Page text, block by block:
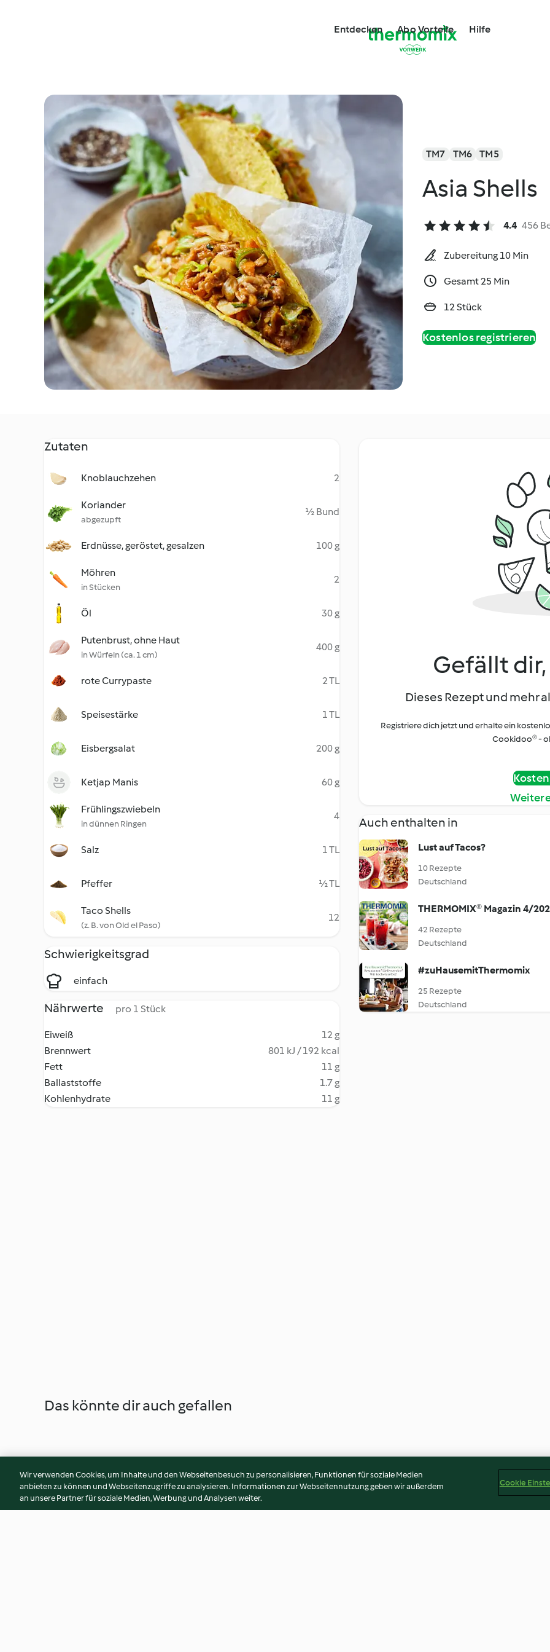
Entdecken Abo Vorteile Hilfe
TM7 TM6 TM5
Asia Shells
4.4 456
Zubereitung 10 Min
Gesamt 25 Min
12 Stück
Kostenlos registrieren
Zutaten
Knoblauchzehen 2
Koriander
abgezupft
½ Bund
Erdnüsse, geröstet, gesalzen 100 g
Möhren
in Stücken
2
Öl 30 g
Putenbrust, ohne Haut
in Würfeln (ca. 1 cm)
400 g
rote Currypaste 2 TL
Speisestärke 1 TL
Eisbergsalat 200 g
Ketjap Manis 60 g
Frühlingszwiebeln
in dünnen Ringen
4
Salz 1 TL
Pfeffer ½ TL
Taco Shells
(z. B. von Old el Paso)
12
Schwierigkeitsgrad
einfach
Nährwerte pro 1 Stück
Eiweiß
12 g
Brennwert
801 kJ / 192 kcal
Fett
11 g
Ballaststoffe
1.7 g
Kohlenhydrate
11 g
Gefällt
Dieses Rezept und mehr
Registriere dich jetzt und erhalte ein
Cookidoo® -
Auch enthalten in
Lust auf Tacos?
10 Rezepte
Deutschland
THERMOMIX® Magazin 4/
42 Rezepte
Deutschland
#zuHausemitThermomix
25 Rezepte
Deutschland
Das könnte dir auch gefallen
Wir verwenden Cookies, um Inhalte und den Webseitenbesuch zu personalisieren, Funktionen für soziale Medien
anbieten zu können und Webseitenzugriffe zu analysieren. Informationen zur Webseitennutzung geben wir außerdem
an unsere Partner für soziale Medien, Werbung und Analysen weiter.
Cookie